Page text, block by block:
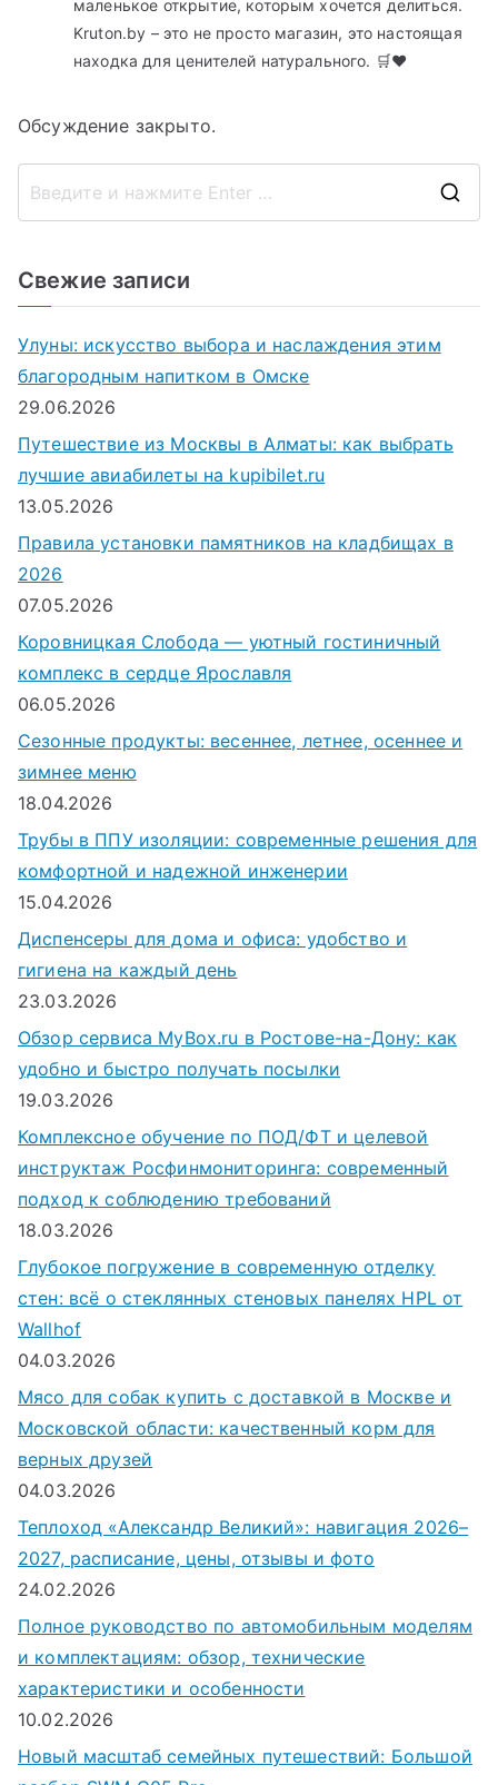
маленькое открытие, которым хочется делиться.
Kruton.by – это не просто магазин, это настоящая
находка для ценителей натурального. 🛒❤️
Обсуждение закрыто.
Свежие записи
Улуны: искусство выбора и наслаждения этим
благородным напитком в Омске
29.06.2026
Путешествие из Москвы в Алматы: как выбрать
лучшие авиабилеты на kupibilet.ru
13.05.2026
Правила установки памятников на кладбищах в
2026
07.05.2026
Коровницкая Слобода — уютный гостиничный
комплекс в сердце Ярославля
06.05.2026
Сезонные продукты: весеннее, летнее, осеннее и
зимнее меню
18.04.2026
Трубы в ППУ изоляции: современные решения для
комфортной и надежной инженерии
15.04.2026
Диспенсеры для дома и офиса: удобство и
гигиена на каждый день
23.03.2026
Обзор сервиса MyBox.ru в Ростове-на-Дону: как
удобно и быстро получать посылки
19.03.2026
Комплексное обучение по ПОД/ФТ и целевой
инструктаж Росфинмониторинга: современный
подход к соблюдению требований
18.03.2026
Глубокое погружение в современную отделку
стен: всё о стеклянных стеновых панелях HPL от
Wallhof
04.03.2026
Мясо для собак купить с доставкой в Москве и
Московской области: качественный корм для
верных друзей
04.03.2026
Теплоход «Александр Великий»: навигация 2026–
2027, расписание, цены, отзывы и фото
24.02.2026
Полное руководство по автомобильным моделям
и комплектациям: обзор, технические
характеристики и особенности
10.02.2026
Новый масштаб семейных путешествий: Большой